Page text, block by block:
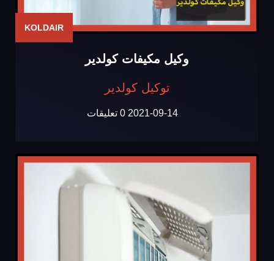
KOLDAIR
وكيل مكيفات كولدير
توكيل كولدير
2021-09-14 0 تعليقات